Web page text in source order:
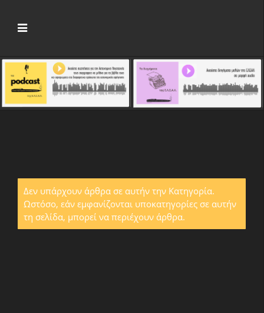
Δεν υπάρχουν άρθρα σε αυτήν την Κατηγορία.
Ωστόσο, εάν εμφανίζονται υποκατηγορίες σε αυτήν
τη σελίδα, μπορεί να περιέχουν άρθρα.